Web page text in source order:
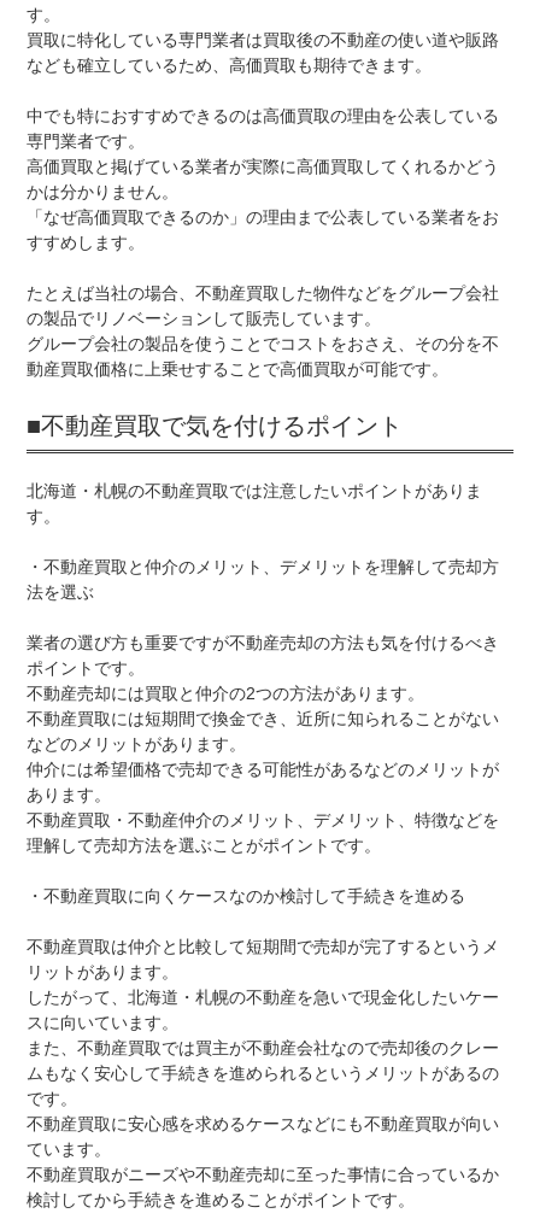
す。
買取に特化している専門業者は買取後の不動産の使い道や販路
なども確立しているため、高価買取も期待できます。
中でも特におすすめできるのは高価買取の理由を公表している
専門業者です。
高価買取と掲げている業者が実際に高価買取してくれるかどう
かは分かりません。
「なぜ高価買取できるのか」の理由まで公表している業者をお
すすめします。
たとえば当社の場合、不動産買取した物件などをグループ会社
の製品でリノベーションして販売しています。
グループ会社の製品を使うことでコストをおさえ、その分を不
動産買取価格に上乗せすることで高価買取が可能です。
■不動産買取で気を付けるポイント
北海道・札幌の不動産買取では注意したいポイントがありま
す。
・不動産買取と仲介のメリット、デメリットを理解して売却方
法を選ぶ
業者の選び方も重要ですが不動産売却の方法も気を付けるべき
ポイントです。
不動産売却には買取と仲介の2つの方法があります。
不動産買取には短期間で換金でき、近所に知られることがない
などのメリットがあります。
仲介には希望価格で売却できる可能性があるなどのメリットが
あります。
不動産買取・不動産仲介のメリット、デメリット、特徴などを
理解して売却方法を選ぶことがポイントです。
・不動産買取に向くケースなのか検討して手続きを進める
不動産買取は仲介と比較して短期間で売却が完了するというメ
リットがあります。
したがって、北海道・札幌の不動産を急いで現金化したいケー
スに向いています。
また、不動産買取では買主が不動産会社なので売却後のクレー
ムもなく安心して手続きを進められるというメリットがあるの
です。
不動産買取に安心感を求めるケースなどにも不動産買取が向い
ています。
不動産買取がニーズや不動産売却に至った事情に合っているか
検討してから手続きを進めることがポイントです。